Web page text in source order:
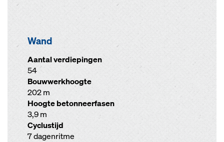
Wand
Aantal verdiepingen
54
Bouwwerkhoogte
202 m
Hoogte betonneerfasen
3,9 m
Cyclustijd
7 dagenritme